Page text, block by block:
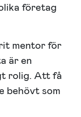
företag
mentor för
är en
rolig. Att få
behövt som